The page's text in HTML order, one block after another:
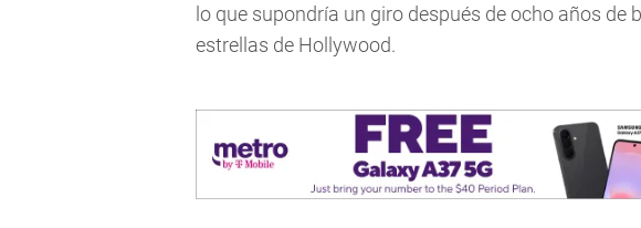
lo que supondría un giro después de ocho años de
estrellas de Hollywood.